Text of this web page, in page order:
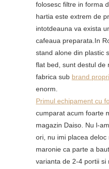
folosesc filtre in forma
hartia este extrem de
intotdeauna va exista
cafeaua preparata.In
stand alone din plastic
flat bed, sunt destul de
fabrica sub brand
enorm.
Primul echipament cu
cumparat acum foarte
magazin Daiso. Nu l-
ori, nu imi placea deloc
maronie ca parte a
varianta de 2-4 portii si